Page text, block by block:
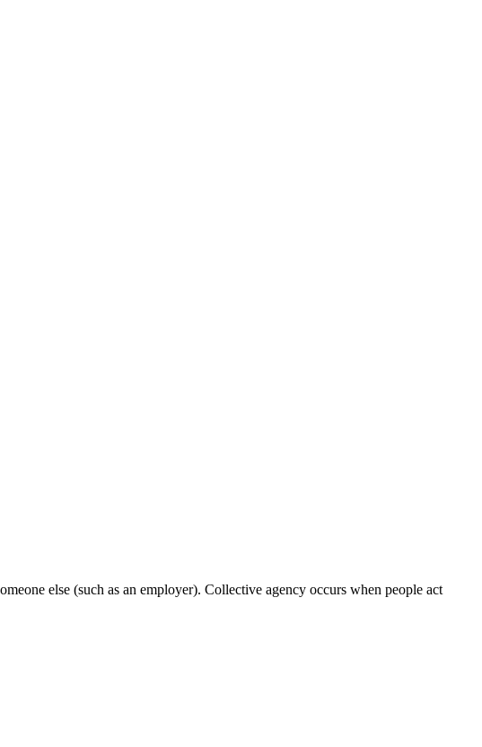
else (such as an employer). Collective agency occurs when people act